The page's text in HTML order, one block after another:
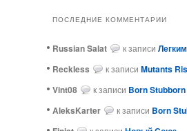
ПОСЛЕДНИЕ КОММЕНТАРИИ
Russian Salat к записи
ReckIess
к записи Mutants
Vint08
к записи Born Stubborn
AleksKarter
к записи Born